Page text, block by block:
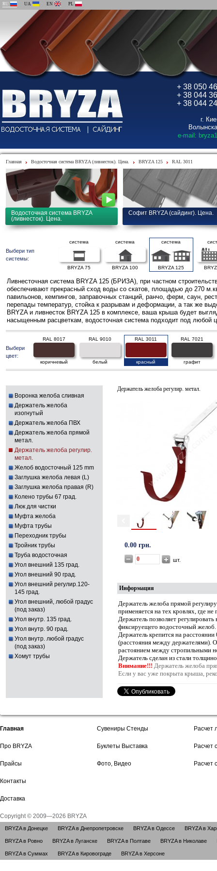
RU UA EN PL
+ 38 050
+ 38 044
+ 38 044
г.
e-mail:
Главная Водосточная система BRYZA (ливнесток). Цена. BRYZA 125 RAL 3011
Водосточная система BRYZA
(ливнесток). Цена.
Софит BRYZA (сайдинг). Цена.
Выбери тип
системы:
система
BRYZA 75
система
BRYZA 100
система
BRYZA 125
Ливнесточная система BRYZA 125 (БРИЗА), при частном
обеспечивают прекрасный сход воды со скатов, площадью до 270
павильонов, кемпингов, заправочных станций, ранчо, ферм, саун,
перепады температур, стойка к разрывам и деформации, а так же
BRYZA и ливнесток BRYZA 125 в комплексе, ваша крыша будет
насыщенным расцветкам, водосточная система подходит под любой
Выбери
цвет:
RAL 8017
коричневый
RAL 9010
белый
RAL 3011
красный
RAL 7021
графит
Воронка желоба сливная
Держатель желоба
изогнутый
Держатель желоба ПВХ
Держатель желоба прямой
метал.
Держатель желоба регулир.
метал.
Желоб водосточный 125 mm
Заглушка желоба левая (L)
Заглушка желоба правая (R)
Колено трубы 67 град.
Люк для чистки
Муфта желоба
Муфта трубы
Переходник трубы
Тройник трубы
Труба водосточная
Угол внешний 135 град.
Угол внешний 90 град.
Угол внешний регулир.120-
145 град.
Угол внешний, любой градус
(под заказ)
Угол внутр. 135 град.
Угол внутр. 90 град.
Угол внутр. любой градус
(под заказ)
Хомут трубы
Держатель желоба регулир. метал.
0.00 грн.
шт.
Информация
Держатель желоба прямой
применяется на тех кровлях, где
Держатель позволяет
фиксируещего водосточный желоб.
Держатель крепится на
(расстояния между держателями).
растоянием между стропильными
Держатель сделан из стали
Внимание!!! Держатель желоба
Если у вас уже покрыта крыша,
Главная
Про BRYZA
Прайсы
Контакты
Доставка
Сувениры Стенды
Буклеты Выставка
Фото, Видео
Расчет
Расчет
Расчет
Copyright © 2009—2026 BRYZA
BRYZA в Донецке BRYZA в Днепропетровске BRYZA в Одессе BRYZA в
BRYZA в Ровно BRYZA в Луганске BRYZA в Полтаве BRYZA в Николаве
BRYZA в Суммах BRYZA в Кировограде BRYZA в Херсоне